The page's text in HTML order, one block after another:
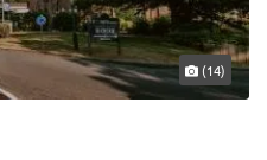
(14)